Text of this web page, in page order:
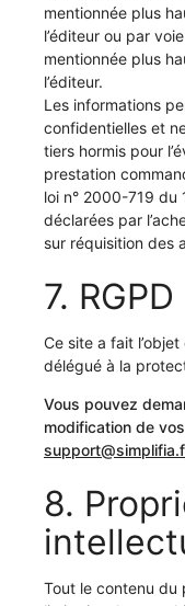
mentionnée plus
l’éditeur ou par
mentionnée plus
l’éditeur.
Les informations
confidentielles et
tiers hormis pour
prestation
loi n° 2000-719 du
déclarées par
sur réquisition des
7. RGPD
Ce site a fait l’objet
délégué à la
Vous pouvez
modification de
8.
Tout le contenu du